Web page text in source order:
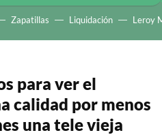
Zapatillas Liquidación Leroy
para ver el
calidad por menos
una tele vieja